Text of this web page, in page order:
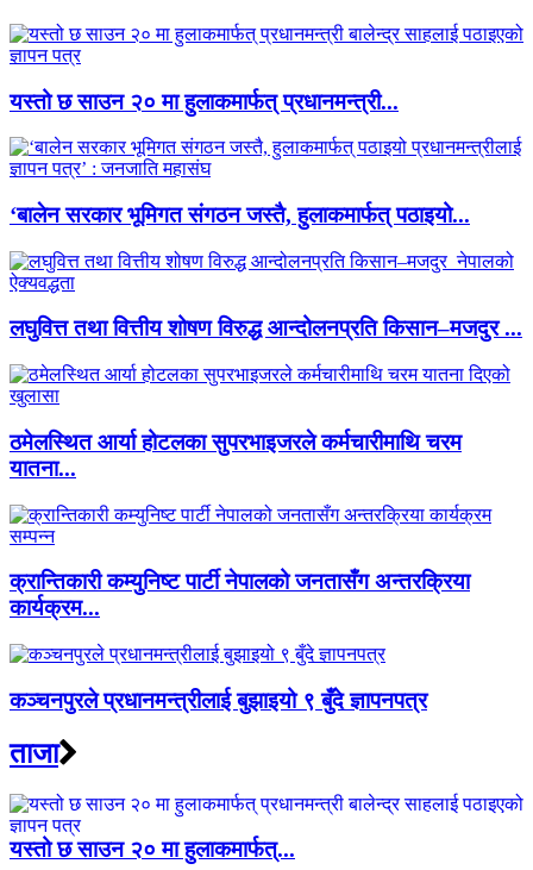
यस्तो छ साउन २० मा हुलाकमार्फत् प्रधानमन्त्री...
‘बालेन सरकार भूमिगत संगठन जस्तै, हुलाकमार्फत् पठाइयो...
लघुवित्त तथा वित्तीय शोषण विरुद्ध आन्दोलनप्रति किसान–मजदुर ...
ठमेलस्थित आर्या होटलका सुपरभाइजरले कर्मचारीमाथि चरम
यातना...
क्रान्तिकारी कम्युनिष्ट पार्टी नेपालको जनतासँग अन्तरक्रिया
कार्यक्रम...
कञ्चनपुरले प्रधानमन्त्रीलाई बुझाइयो ९ बुँदे ज्ञापनपत्र
ताजा
यस्तो छ साउन २० मा हुलाकमार्फत्...